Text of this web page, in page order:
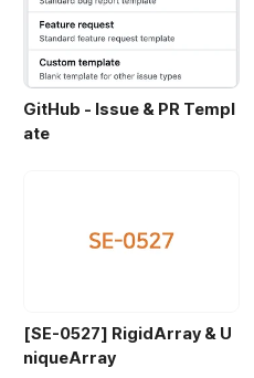
GitHub - Issue & PR Templ
ate
[SE-0527] RigidArray & U
niqueArray